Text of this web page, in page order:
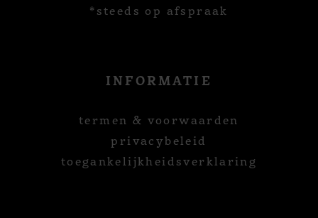
*steeds op afspraak
INFORMATIE
termen & voorwaarden
privacybeleid
toegankelijkheidsverklaring